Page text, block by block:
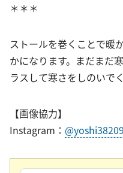
＊＊＊
ストールを巻くことで暖
かになります。まだまだ
ラスして寒さをしのいで
【画像協力】
Instagram：